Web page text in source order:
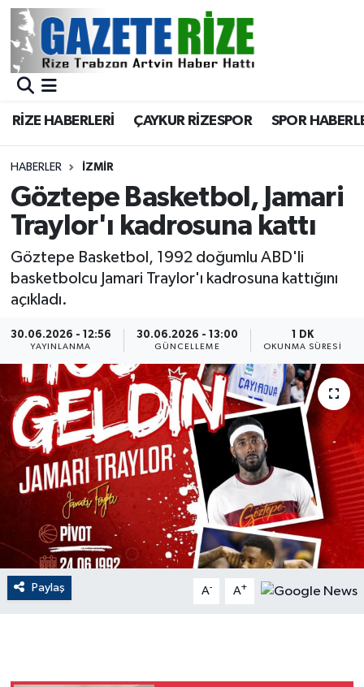
RİZE HABERLERİ ÇAYKUR RİZESPOR SPOR
HABERLER İZMIR
Göztepe Basketbol, Jamari
Traylor'ı kadrosuna kattı
Göztepe Basketbol, 1992 doğumlu ABD'li
basketbolcu Jamari Traylor'ı kadrosuna kattığını
açıkladı.
30.06.2026 - 12:56
YAYINLANMA
30.06.2026 - 13:00
GÜNCELLEME
1 DK
OKUNMA SÜRESI
Paylaş A- A+
BÖLGEMİZ
Asayiş
Rize Jandarma Komutanlığı
Bilim Teknoloji
Bölge
Canlı Maç
ÇEVRE
Dış Haberler
Dünya
EĞİTİM
EKONOMİ
English News
Flaş Haber
Merkez Nöbetçi Eczaneler
Merkez Trafik Yoğunluk Haritası
Süper Lig Puan Durumu ve Fikstür
Tüm Manşetler
Son Dakika Haberleri